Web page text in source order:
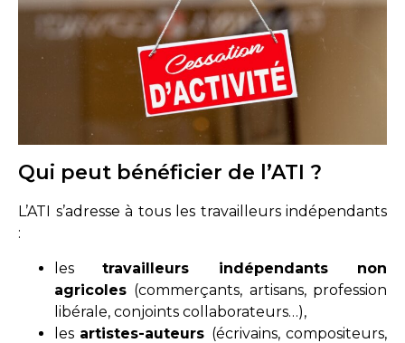
Qui peut bénéficier de l’ATI ?
L’ATI s’adresse à tous les travailleurs indépendants
:
lestravailleurs indépendants non
agricoles (commerçants, artisans, profession
libérale, conjoints collaborateurs…),
les artistes-auteurs (écrivains, compositeurs,